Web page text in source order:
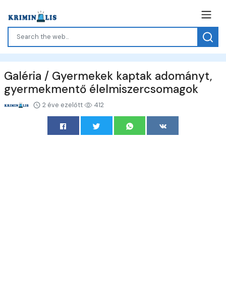
Galéria / Gyermekek kaptak adományt,
gyermekmentő élelmiszercsomagok
2 éve ezelőtt 412